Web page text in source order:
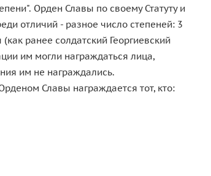
Орден Славы по своему Статуту и
отличий - разное число степеней: 3
ранее солдатский Георгиевский
им могли награждаться лица,
им не награждались.
Славы награждается тот, кто: